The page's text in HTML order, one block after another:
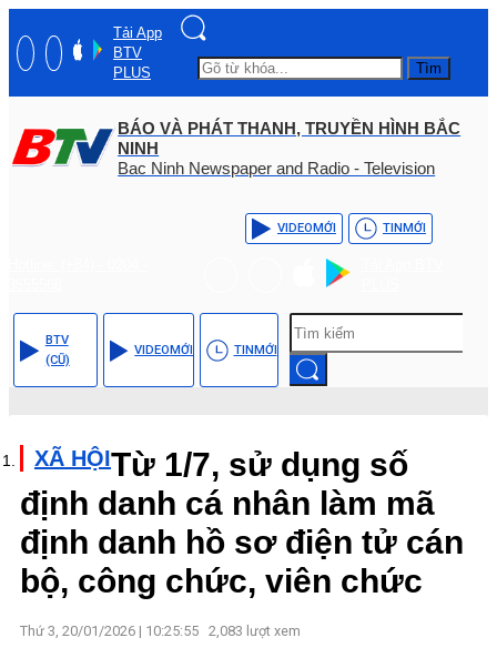
Tải App
BTV
PLUS
Tìm
BÁO VÀ PHÁT THANH, TRUYỀN HÌNH BẮC
NINH
Bac Ninh Newspaper and Radio - Television
VIDEOMỚI TINMỚI
BTV
(CŨ)
VIDEOMỚI TINMỚI
XÃ HỘITừ 1/7, sử dụng số
định danh cá nhân làm mã
định danh hồ sơ điện tử cán
bộ, công chức, viên chức
Thứ 3, 20/01/2026 | 10:25:55 2,083 lượt xem